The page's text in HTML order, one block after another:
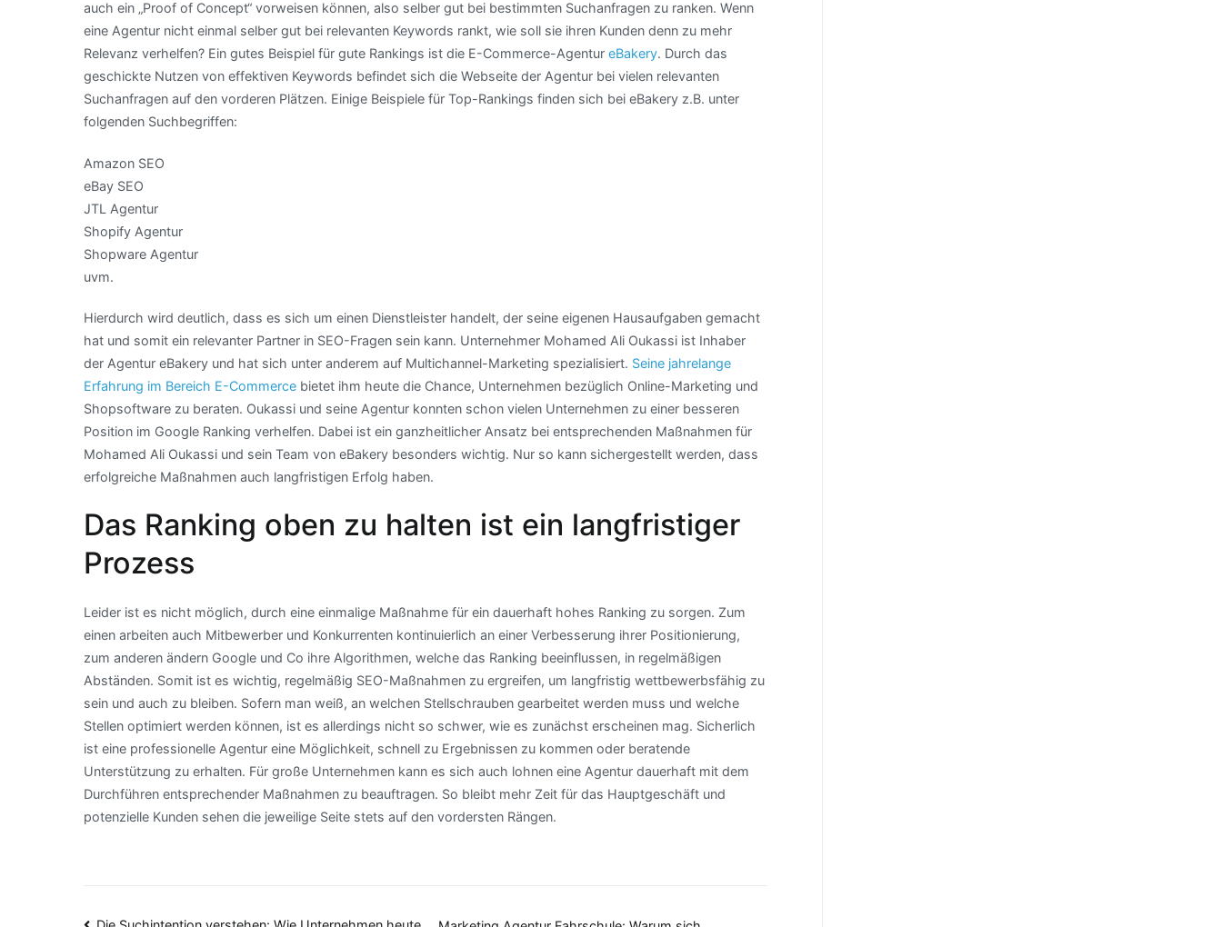
auch ein „Proof of Concept“ vorweisen können, also selber gut bei bestimmten Suchanfragen zu ranken. Wenn
eine Agentur nicht einmal selber gut bei relevanten Keywords rankt, wie soll sie ihren Kunden denn zu mehr
Relevanz verhelfen? Ein gutes Beispiel für gute Rankings ist die E-Commerce-Agentur eBakery. Durch das
geschickte Nutzen von effektiven Keywords befindet sich die Webseite der Agentur bei vielen relevanten
Suchanfragen auf den vorderen Plätzen. Einige Beispiele für Top-Rankings finden sich bei eBakery z.B. unter
folgenden Suchbegriffen:
Amazon SEO
eBay SEO
JTL Agentur
Shopify Agentur
Shopware Agentur
uvm.
Hierdurch wird deutlich, dass es sich um einen Dienstleister handelt, der seine eigenen Hausaufgaben gemacht
hat und somit ein relevanter Partner in SEO-Fragen sein kann. Unternehmer Mohamed Ali Oukassi ist Inhaber
der Agentur eBakery und hat sich unter anderem auf Multichannel-Marketing spezialisiert. Seine jahrelange
Erfahrung im Bereich E-Commerce bietet ihm heute die Chance, Unternehmen bezüglich Online-Marketing und
Shopsoftware zu beraten. Oukassi und seine Agentur konnten schon vielen Unternehmen zu einer besseren
Position im Google Ranking verhelfen. Dabei ist ein ganzheitlicher Ansatz bei entsprechenden Maßnahmen für
Mohamed Ali Oukassi und sein Team von eBakery besonders wichtig. Nur so kann sichergestellt werden, dass
erfolgreiche Maßnahmen auch langfristigen Erfolg haben.
Das Ranking oben zu halten ist ein langfristiger
Prozess
Leider ist es nicht möglich, durch eine einmalige Maßnahme für ein dauerhaft hohes Ranking zu sorgen. Zum
einen arbeiten auch Mitbewerber und Konkurrenten kontinuierlich an einer Verbesserung ihrer Positionierung,
zum anderen ändern Google und Co ihre Algorithmen, welche das Ranking beeinflussen, in regelmäßigen
Abständen. Somit ist es wichtig, regelmäßig SEO-Maßnahmen zu ergreifen, um langfristig wettbewerbsfähig zu
sein und auch zu bleiben. Sofern man weiß, an welchen Stellschrauben gearbeitet werden muss und welche
Stellen optimiert werden können, ist es allerdings nicht so schwer, wie es zunächst erscheinen mag. Sicherlich
ist eine professionelle Agentur eine Möglichkeit, schnell zu Ergebnissen zu kommen oder beratende
Unterstützung zu erhalten. Für große Unternehmen kann es sich auch lohnen eine Agentur dauerhaft mit dem
Durchführen entsprechender Maßnahmen zu beauftragen. So bleibt mehr Zeit für das Hauptgeschäft und
potenzielle Kunden sehen die jeweilige Seite stets auf den vordersten Rängen.